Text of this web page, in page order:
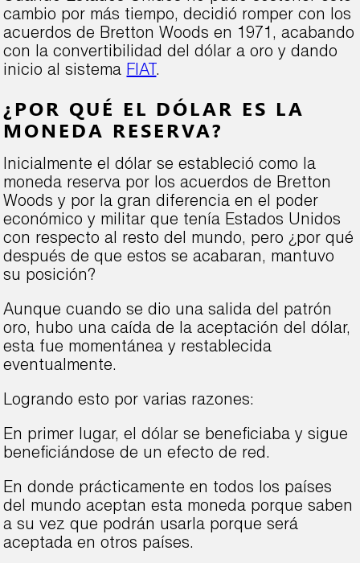
cambio por más tiempo, decidió romper con los
acuerdos de Bretton Woods en 1971, acabando
con la convertibilidad del dólar a oro y dando
inicio al sistema FIAT .
¿POR QUÉ EL DÓLAR ES LA
MONEDA RESERVA?
Inicialmente el dólar se estableció como la
moneda reserva por los acuerdos de Bretton
Woods y por la gran diferencia en el poder
económico y militar que tenía Estados Unidos
con respecto al resto del mundo, pero ¿por qué
después de que estos se acabaran, mantuvo
su posición?
Aunque cuando se dio una salida del patrón
oro, hubo una caída de la aceptación del dólar,
esta fue momentánea y restablecida
eventualmente.
Logrando esto por varias razones:
En primer lugar, el dólar se beneficiaba y sigue
beneficiándose de un efecto de red.
En donde prácticamente en todos los países
del mundo aceptan esta moneda porque saben
a su vez que podrán usarla porque será
aceptada en otros países.